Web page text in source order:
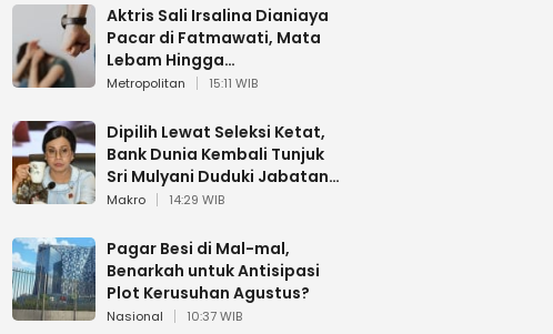
Aktris Sali Irsalina Dianiaya
Pacar di Fatmawati, Mata
Lebam Hingga
Diselamatkan Polantas
Metropolitan 15:11 WIB
Dipilih Lewat Seleksi Ketat,
Bank Dunia Kembali Tunjuk
Sri Mulyani Duduki Jabatan
Strategis
Makro 14:29 WIB
Pagar Besi di Mal-mal,
Benarkah untuk Antisipasi
Plot Kerusuhan Agustus?
Nasional 10:37 WIB